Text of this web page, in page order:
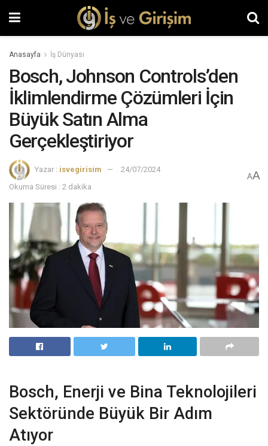
Anasayfa İş Dünyası
Bosch, Johnson Controls’den
İklimlendirme Çözümleri İçin
Büyük Satın Alma
Gerçekleştiriyor
Yazar : isvegirisim
24/07/2024
Okuma Süresi : 2 dakika
AA
Bosch, Enerji ve Bina Teknolojileri
Sektöründe Büyük Bir Adım
Atıyor